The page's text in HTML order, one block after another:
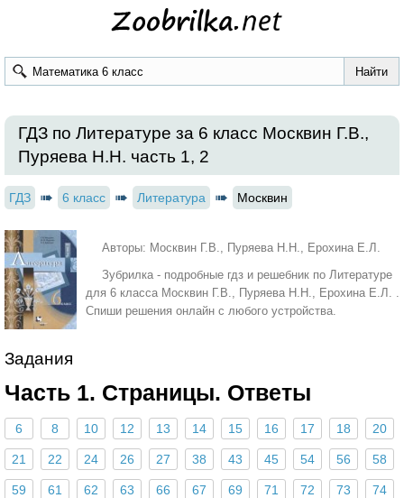
ГДЗ по Литературе за 6 класс Москвин Г.В.,
Пуряева Н.Н. часть 1, 2
ГДЗ 6 класс Литература Москвин
Авторы: Москвин Г.В., Пуряева Н.Н., Ерохина Е.Л.
Зубрилка - подробные гдз и решебник по Литературе
для 6 класса Москвин Г.В., Пуряева Н.Н., Ерохина Е.Л. .
Спиши решения онлайн с любого устройства.
Задания
Часть 1. Страницы. Ответы
6 8 10 12 13 14 15 16 17 18 20
21 22 24 26 27 38 43 45 54 56 58
59 61 62 63 66 67 69 71 72 73 74